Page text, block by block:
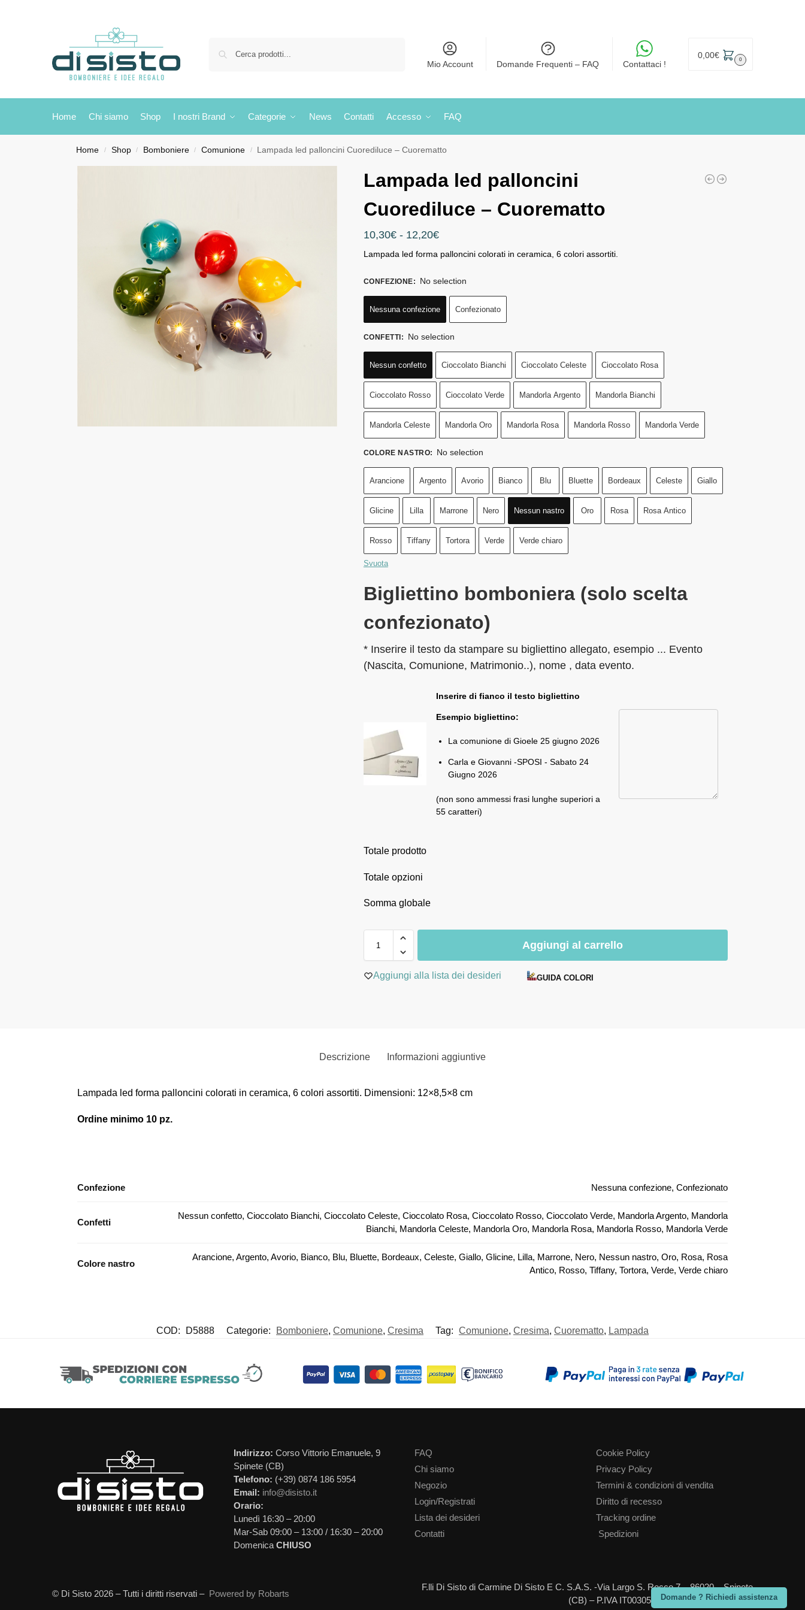
Mio Account Domande Frequenti – FAQ Contattaci !
0,00€ 0
Home Chi siamo Shop I nostri Brand Categorie News Contatti Accesso FAQ
Home / Shop / Bomboniere / Comunione / Lampada led palloncini Cuorediluce – Cuorematto
Lampada led palloncini
Cuorediluce – Cuorematto
10,30€ - 12,20€
Lampada led forma palloncini colorati in ceramica, 6 colori assortiti.
CONFEZIONE: No selection
Nessuna confezione Confezionato
CONFETTI: No selection
Nessun confetto Cioccolato Bianchi Cioccolato Celeste Cioccolato Rosa
Cioccolato Rosso Cioccolato Verde Mandorla Argento Mandorla Bianchi
Mandorla Celeste Mandorla Oro Mandorla Rosa Mandorla Rosso Mandorla Verde
COLORE NASTRO: No selection
Arancione Argento Avorio Bianco Blu Bluette Bordeaux Celeste Giallo
Glicine Lilla Marrone Nero Nessun nastro Oro Rosa Rosa Antico
Rosso Tiffany Tortora Verde Verde chiaro
Svuota
Bigliettino bomboniera (solo scelta
confezionato)
* Inserire il testo da stampare su bigliettino allegato, esempio ... Evento
(Nascita, Comunione, Matrimonio..), nome , data evento.
Inserire di fianco il testo bigliettino
Esempio bigliettino:
La comunione di Gioele 25 giugno 2026
Carla e Giovanni -SPOSI - Sabato 24
Giugno 2026
(non sono ammessi frasi lunghe superiori a
55 caratteri)
Totale prodotto
Totale opzioni
Somma globale
Aggiungi al carrello
Aggiungi alla lista dei desideri GUIDA COLORI
Domande ? Richiedi assistenza
Descrizione Informazioni aggiuntive
Lampada led forma palloncini colorati in ceramica, 6 colori assortiti. Dimensioni: 12×8,5×8 cm
Ordine minimo 10 pz.
Confezione Nessuna confezione, Confezionato
Confetti
Nessun confetto, Cioccolato Bianchi, Cioccolato Celeste, Cioccolato Rosa, Cioccolato Rosso, Cioccolato Verde, Mandorla Argento, Mandorla
Bianchi, Mandorla Celeste, Mandorla Oro, Mandorla Rosa, Mandorla Rosso, Mandorla Verde
Colore nastro
Arancione, Argento, Avorio, Bianco, Blu, Bluette, Bordeaux, Celeste, Giallo, Glicine, Lilla, Marrone, Nero, Nessun nastro, Oro, Rosa, Rosa
Antico, Rosso, Tiffany, Tortora, Verde, Verde chiaro
COD: D5888 Categorie: Bomboniere, Comunione, Cresima Tag: Comunione, Cresima, Cuorematto, Lampada
Indirizzo: Corso Vittorio Emanuele, 9
Spinete (CB)
Telefono: (+39) 0874 186 5954
Email: info@disisto.it
Orario:
Lunedì 16:30 – 20:00
Mar-Sab 09:00 – 13:00 / 16:30 – 20:00
Domenica CHIUSO
FAQ
Chi siamo
Negozio
Login/Registrati
Lista dei desideri
Contatti
Cookie Policy
Privacy Policy
Termini & condizioni di vendita
Diritto di recesso
Tracking ordine
Spedizioni
© Di Sisto 2026 – Tutti i diritti riservati – Powered by Robarts
F.lli Di Sisto di Carmine Di Sisto E C. S.A.S. -Via Largo S. Rocco 7 – 86020 – Spinete
(CB) – P.IVA IT00305340705 – REA=CB-73192